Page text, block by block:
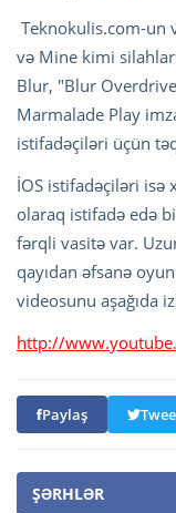
Teknokulis.com-un
və Mine kimi
Blur, "Blur
Marmalade Play
istifadəçiləri üçün
İOS istifadəçiləri isə
olaraq istifadə edə
fərqli vasitə var.
qayıdan əfsanə
videosunu aşağıda
http://
Paylaş
ŞƏRHLƏR